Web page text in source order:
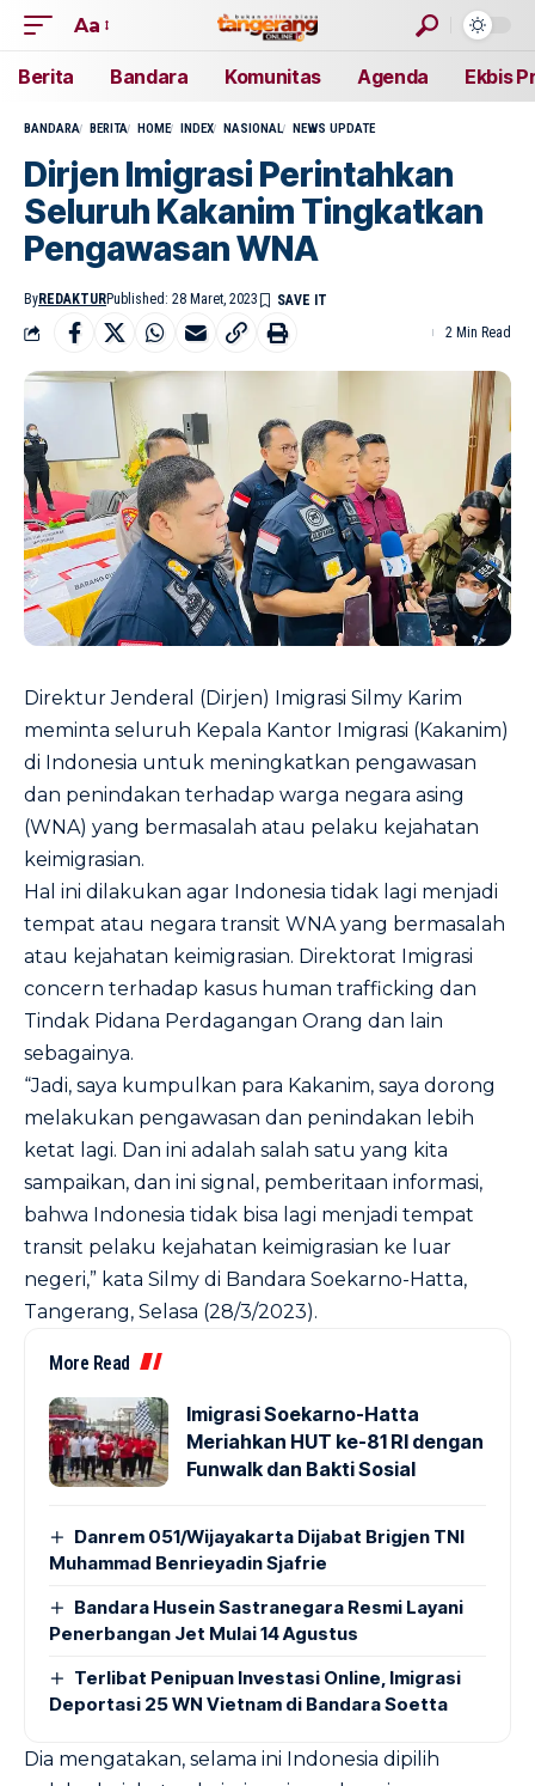
Aa
Berita Bandara Komunitas Agenda Ekbis
BANDARA BERITA HOME INDEX NASIONAL NEWS UPDATE
Dirjen Imigrasi Perintahkan
Seluruh Kakanim Tingkatkan
Pengawasan WNA
ByREDAKTURPublished: 28 Maret, 2023
2 Min Read
Direktur Jenderal (Dirjen) Imigrasi Silmy Karim
meminta seluruh Kepala Kantor Imigrasi (Kakanim)
di Indonesia untuk meningkatkan pengawasan
dan penindakan terhadap warga negara asing
(WNA) yang bermasalah atau pelaku kejahatan
keimigrasian.
Hal ini dilakukan agar Indonesia tidak lagi menjadi
tempat atau negara transit WNA yang bermasalah
atau kejahatan keimigrasian. Direktorat Imigrasi
concern terhadap kasus human trafficking dan
Tindak Pidana Perdagangan Orang dan lain
sebagainya.
“Jadi, saya kumpulkan para Kakanim, saya dorong
melakukan pengawasan dan penindakan lebih
ketat lagi. Dan ini adalah salah satu yang kita
sampaikan, dan ini signal, pemberitaan informasi,
bahwa Indonesia tidak bisa lagi menjadi tempat
transit pelaku kejahatan keimigrasian ke luar
negeri,” kata Silmy di Bandara Soekarno-Hatta,
Tangerang, Selasa (28/3/2023).
More Read
Imigrasi Soekarno-Hatta
Meriahkan HUT ke-81 RI dengan
Funwalk dan Bakti Sosial
Danrem 051/Wijayakarta Dijabat Brigjen TNI
Muhammad Benrieyadin Sjafrie
Bandara Husein Sastranegara Resmi Layani
Penerbangan Jet Mulai 14 Agustus
Terlibat Penipuan Investasi Online, Imigrasi
Deportasi 25 WN Vietnam di Bandara Soetta
Dia mengatakan, selama ini Indonesia dipilih